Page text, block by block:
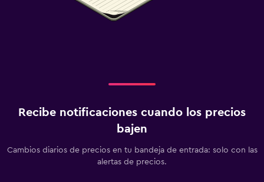
Recibe notificaciones cuando los precios
bajen
Cambios diarios de precios en tu bandeja de entrada: solo con las
alertas de precios.